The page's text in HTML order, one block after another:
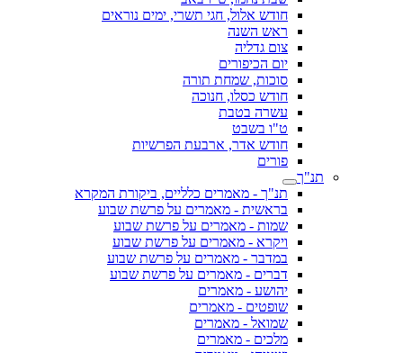
חודש אלול, חגי תשרי, ימים נוראים
ראש השנה
צום גדליה
יום הכיפורים
סוכות, שמחת תורה
חודש כסלו, חנוכה
עשרה בטבת
ט"ו בשבט
חודש אדר, ארבעת הפרשיות
פורים
תנ"ך
תנ"ך - מאמרים כלליים, ביקורת המקרא
בראשית - מאמרים על פרשת שבוע
שמות - מאמרים על פרשת שבוע
ויקרא - מאמרים על פרשת שבוע
במדבר - מאמרים על פרשת שבוע
דברים - מאמרים על פרשת שבוע
יהושע - מאמרים
שופטים - מאמרים
שמואל - מאמרים
מלכים - מאמרים